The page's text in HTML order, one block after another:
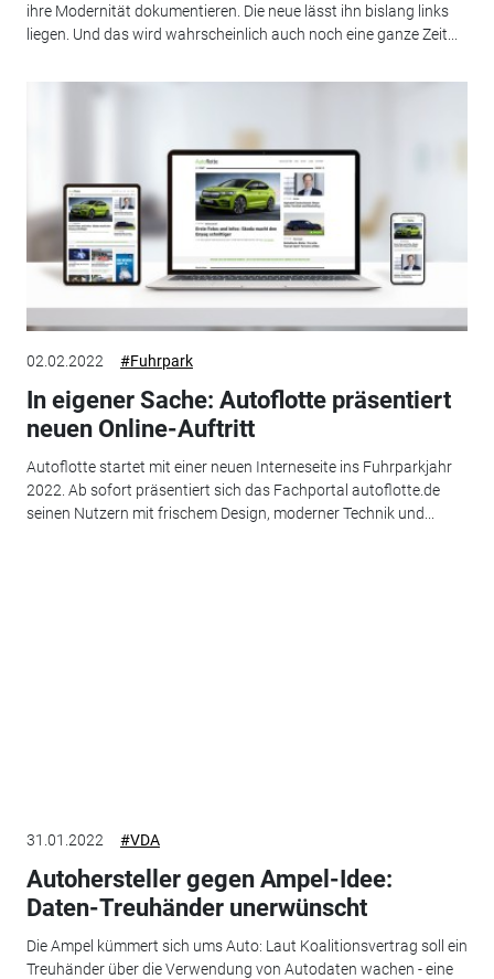
ihre Modernität dokumentieren. Die neue lässt ihn bislang links
liegen. Und das wird wahrscheinlich auch noch eine ganze Zeit...
02.02.2022 #Fuhrpark
In eigener Sache: Autoflotte präsentiert
neuen Online-Auftritt
Autoflotte startet mit einer neuen Interneseite ins Fuhrparkjahr
2022. Ab sofort präsentiert sich das Fachportal autoflotte.de
seinen Nutzern mit frischem Design, moderner Technik und...
31.01.2022 #VDA
Autohersteller gegen Ampel-Idee:
Daten-Treuhänder unerwünscht
Die Ampel kümmert sich ums Auto: Laut Koalitionsvertrag soll ein
Treuhänder über die Verwendung von Autodaten wachen - eine